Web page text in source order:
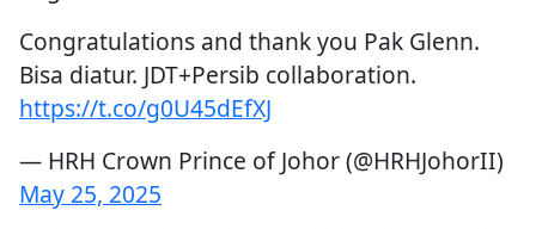
Congratulations and thank you Pak Glenn.
Bisa diatur. JDT+Persib collaboration.
https://t.co/g0U45dEfXJ
— HRH Crown Prince of Johor (@HRHJohorII)
May 25, 2025